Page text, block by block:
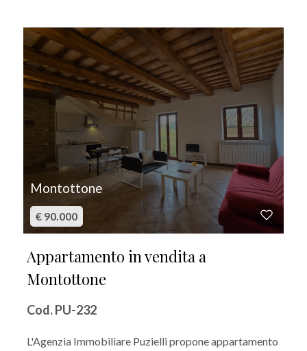
Montottone
€ 90.000
Appartamento in vendita a
Montottone
Cod. PU-232
L'Agenzia Immobiliare Puzielli propone appartamento